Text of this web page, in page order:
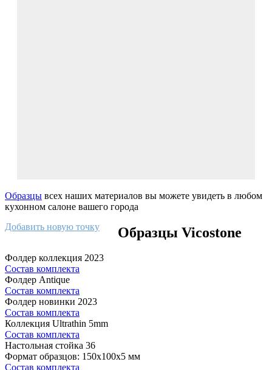
Образцы всех наших материалов вы можете увидеть в любом
кухонном салоне вашего города
Добавить новую точку
Образцы Vicostone
Фолдер коллекция 2023
Состав комплекта
Фолдер Antique
Состав комплекта
Фолдер новинки 2023
Состав комплекта
Коллекция Ultrathin 5mm
Состав комплекта
Настольная стойка 36
Формат образцов: 150x100x5 мм
Состав комплекта